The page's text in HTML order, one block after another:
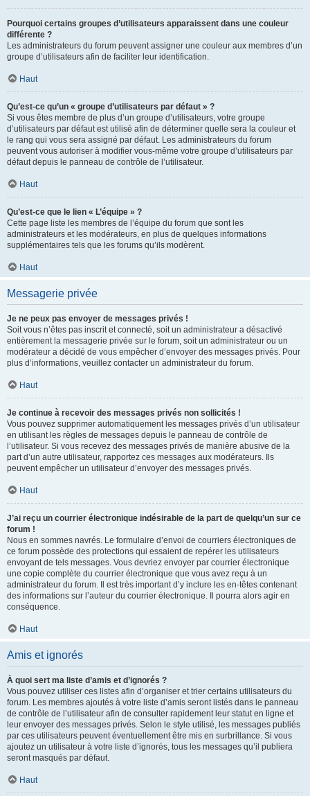
Pourquoi certains groupes d’utilisateurs apparaissent dans une couleur
différente ?
Les administrateurs du forum peuvent assigner une couleur aux membres d’un
groupe d’utilisateurs afin de faciliter leur identification.
Haut
Qu’est-ce qu’un « groupe d’utilisateurs par défaut » ?
Si vous êtes membre de plus d’un groupe d’utilisateurs, votre groupe
d’utilisateurs par défaut est utilisé afin de déterminer quelle sera la couleur et
le rang qui vous sera assigné par défaut. Les administrateurs du forum
peuvent vous autoriser à modifier vous-même votre groupe d’utilisateurs par
défaut depuis le panneau de contrôle de l’utilisateur.
Haut
Qu’est-ce que le lien « L’équipe » ?
Cette page liste les membres de l’équipe du forum que sont les
administrateurs et les modérateurs, en plus de quelques informations
supplémentaires tels que les forums qu’ils modèrent.
Haut
Messagerie privée
Je ne peux pas envoyer de messages privés !
Soit vous n’êtes pas inscrit et connecté, soit un administrateur a désactivé
entièrement la messagerie privée sur le forum, soit un administrateur ou un
modérateur a décidé de vous empêcher d’envoyer des messages privés. Pour
plus d’informations, veuillez contacter un administrateur du forum.
Haut
Je continue à recevoir des messages privés non sollicités !
Vous pouvez supprimer automatiquement les messages privés d’un utilisateur
en utilisant les règles de messages depuis le panneau de contrôle de
l’utilisateur. Si vous recevez des messages privés de manière abusive de la
part d’un autre utilisateur, rapportez ces messages aux modérateurs. Ils
peuvent empêcher un utilisateur d’envoyer des messages privés.
Haut
J’ai reçu un courrier électronique indésirable de la part de quelqu’un sur ce
forum !
Nous en sommes navrés. Le formulaire d’envoi de courriers électroniques de
ce forum possède des protections qui essaient de repérer les utilisateurs
envoyant de tels messages. Vous devriez envoyer par courrier électronique
une copie complète du courrier électronique que vous avez reçu à un
administrateur du forum. Il est très important d’y inclure les en-têtes contenant
des informations sur l’auteur du courrier électronique. Il pourra alors agir en
conséquence.
Haut
Amis et ignorés
À quoi sert ma liste d’amis et d’ignorés ?
Vous pouvez utiliser ces listes afin d’organiser et trier certains utilisateurs du
forum. Les membres ajoutés à votre liste d’amis seront listés dans le panneau
de contrôle de l’utilisateur afin de consulter rapidement leur statut en ligne et
leur envoyer des messages privés. Selon le style utilisé, les messages publiés
par ces utilisateurs peuvent éventuellement être mis en surbrillance. Si vous
ajoutez un utilisateur à votre liste d’ignorés, tous les messages qu’il publiera
seront masqués par défaut.
Haut